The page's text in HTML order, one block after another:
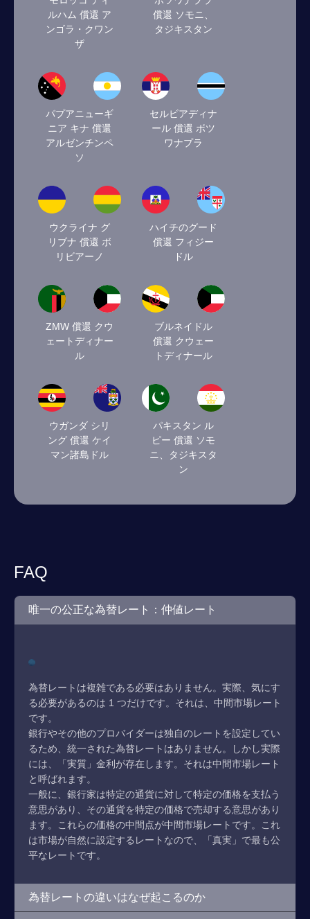
ルハム 償還 ア
ンゴラ・クワン
ザ
償還 ソモニ、
タジキスタン
パプアニューギ
ニア キナ 償還
アルゼンチンペ
ソ
セルビアディナ
ール 償還 ボツ
ワナプラ
ウクライナ グ
リブナ 償還 ボ
リビアーノ
ハイチのグード
償還 フィジー
ドル
ZMW 償還 クウ
ェートディナー
ル
ブルネイドル
償還 クウェー
トディナール
ウガンダ シリ
ング 償還 ケイ
マン諸島ドル
パキスタン ル
ピー 償還 ソモ
ニ、タジキスタ
ン
FAQ
唯一の公正な為替レート：仲値レート
為替レートは複雑である必要はありません。実際、気にす
る必要があるのは 1 つだけです。それは、中間市場レート
です。
銀行やその他のプロバイダーは独自のレートを設定してい
るため、統一された為替レートはありません。しかし実際
には、「実質」金利が存在します。それは中間市場レート
と呼ばれます。
一般に、銀行家は特定の通貨に対して特定の価格を支払う
意思があり、その通貨を特定の価格で売却する意思があり
ます。これらの価格の中間点が中間市場レートです。これ
は市場が自然に設定するレートなので、「真実」で最も公
平なレートです。
為替レートの違いはなぜ起こるのか